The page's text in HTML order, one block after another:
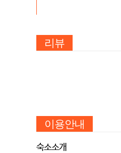
리뷰
이용안내
숙소소개